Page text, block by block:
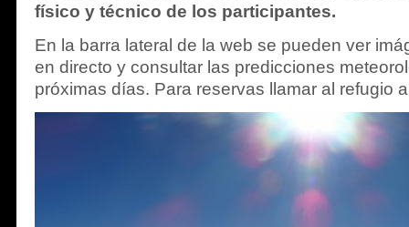
físico y técnico de los participantes.
En la barra lateral de la web se pueden ver
en directo y consultar las predicciones
próximas días. Para reservas llamar al refugio